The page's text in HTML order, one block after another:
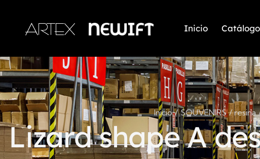
Inicio Catálogo
Inicio SOUVENIRS resina
Lizard shape A